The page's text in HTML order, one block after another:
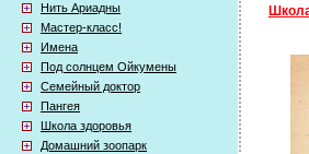
Нить Ариадны
Мастер-класс!
Имена
Под солнцем Ойкумены
Семейный доктор
Пангея
Школа здоровья
Домашний зоопарк